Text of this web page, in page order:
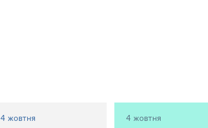
4 жовтня 4 жовтня